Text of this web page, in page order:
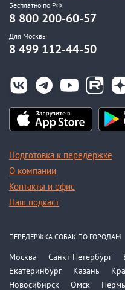
Бесплатно по РФ
8 800 200-60-57
Для Москвы
8 499 112-44-50
Подготовка к передержке
О компании
Контакты и офис
Наш подкаст
ПЕРЕДЕРЖКА СОБАК ПО ГОРОДАМ
Москва Санкт-Петербург
Екатеринбург
Казань
Новосибирск
Омск Пермь